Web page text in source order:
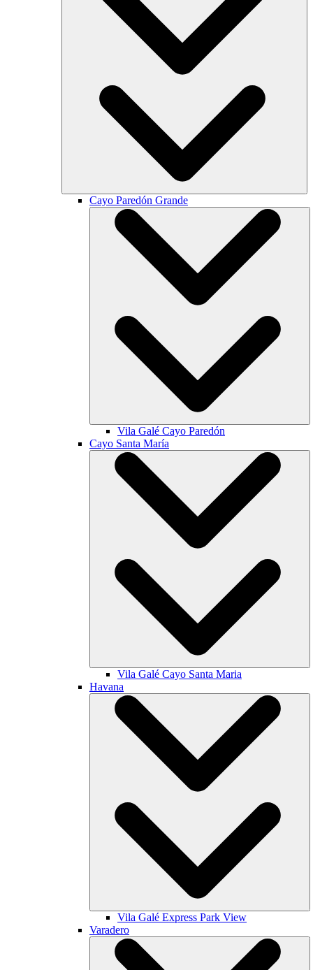
Cayo Paredón Grande
Vila Galé Cayo Paredón
Cayo Santa María
Vila Galé Cayo Santa Maria
Havana
Vila Galé Express Park View
Varadero